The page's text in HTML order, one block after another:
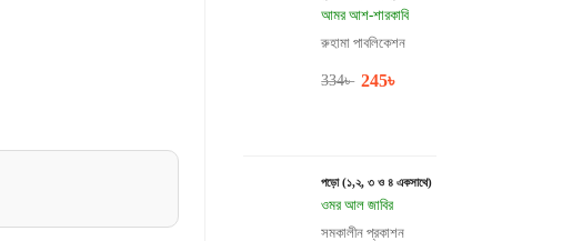
আমর আশ-শারকাবি
রুহামা পাবলিকেশন
334৳ 245৳
পড়ো (১,২, ৩ ও ৪ একসাথে)
ওমর আল জাবির
সমকালীন প্রকাশন